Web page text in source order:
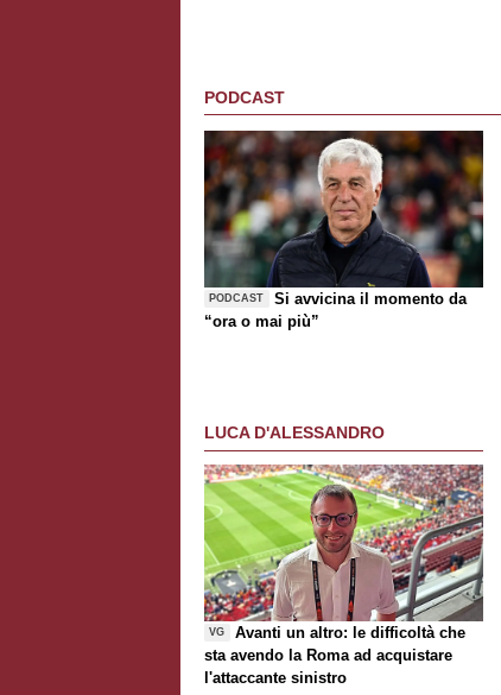
PODCAST
PODCAST
Si avvicina il momento da
“ora o mai più”
LUCA D'ALESSANDRO
VG
Avanti un altro: le difficoltà che
sta avendo la Roma ad acquistare
l'attaccante sinistro